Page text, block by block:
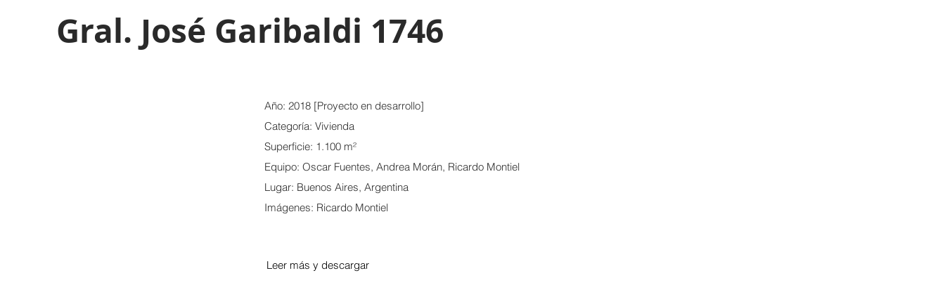
Gral. José Garibaldi 1746
Año: 2018 [Proyecto en desarrollo]
Categoría: Vivienda
Superficie: 1.100 m²
Equipo: Oscar Fuentes, Andrea Morán, Ricardo Montiel
Lugar: Buenos Aires, Argentina
Imágenes: Ricardo Montiel
Leer más y descargar